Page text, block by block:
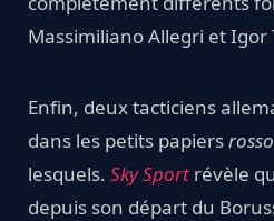
Massimiliano Allegri et Igor
Enfin, deux tacticiens
dans les petits papiers
lesquels. Sky Sport révèle
depuis son départ du